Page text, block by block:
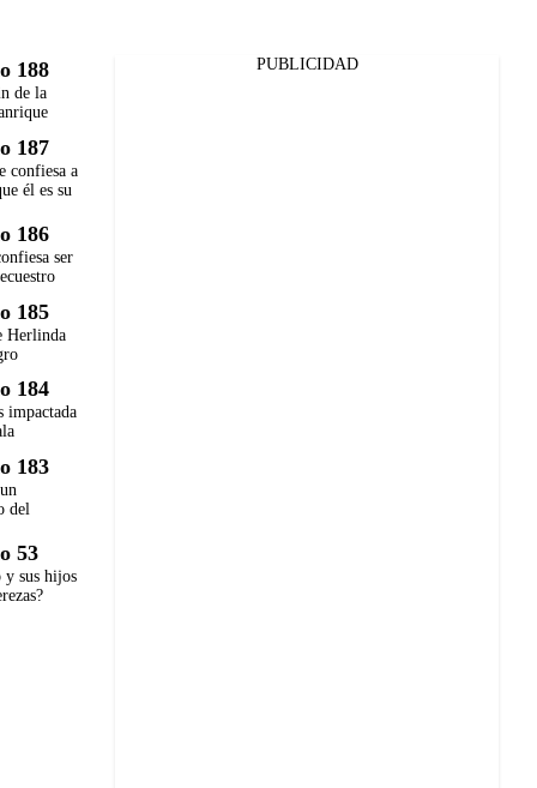
188
de la
187
confiesa a
él es su
186
ser
185
Herlinda
184
impactada
183
del
53
y sus hijos
PUBLICIDAD